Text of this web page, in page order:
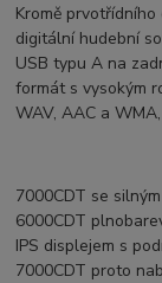
Kromě
digitální hudební
USB typu A na
formát s vysokým
WAV, AAC a
7000CDT se
6000CDT
IPS displejem s
7000CDT proto